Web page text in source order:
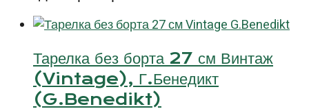
32
Тарелка без борта 27 см Винтаж
(Vintage), Г.Бенедикт
(G.Benedikt)